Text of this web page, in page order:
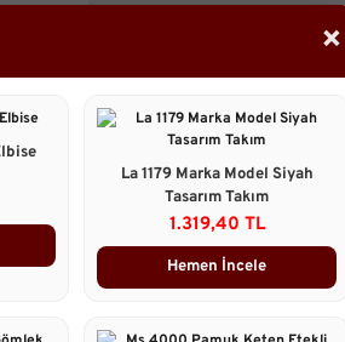
×
La 1179 Marka Model Siyah
Tasarım Takım
1.319,40 TL
Hemen İncele
Süet görünümlü yumuşak deri
Çok şık eskitme gümüş
Delikli ayarlanabilir yapı
Renk: Koyu kahve / Acı kahve
Hem yüksek bel jean-
Taksit Seçenekleri